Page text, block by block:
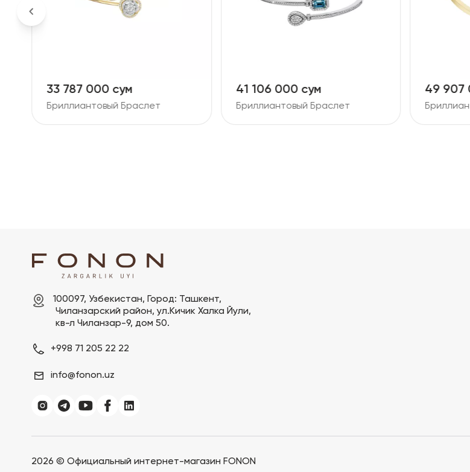
33 787 000 сум
Бриллиантовый Браслет
41 106 000 сум
Бриллиантовый Браслет
49 907
100097, Узбекистан, Город: Ташкент,
кв-л Чиланзар-9, дом 50.
+998 71 205 22 22
info@fonon.uz
2026 © Официальный интернет-магазин FONON